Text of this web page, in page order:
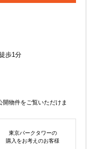
歩1分
物件をご覧いただけま
東京パークタワーの
購入をお考えのお客様